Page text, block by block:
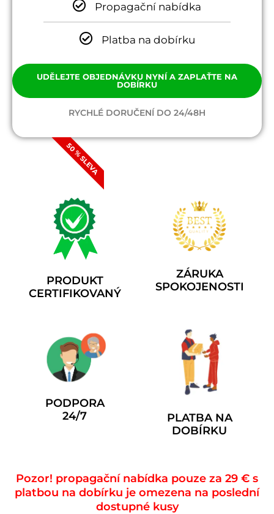
Propagační nabídka
Platba na dobírku
UDĚLEJTE OBJEDNÁVKU NYNÍ A ZAPLAŤTE NA
DOBÍRKU
RYCHLÉ DORUČENÍ DO 24/48H
50 % SLEVA
PRODUKT
CERTIFIKOVANÝ
ZÁRUKA
SPOKOJENOSTI
PODPORA
24/7
PLATBA NA
DOBÍRKU
Pozor! propagační nabídka pouze za 29 € s
platbou na dobírku je omezena na poslední
dostupné kusy